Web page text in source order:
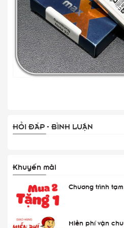
HỎI ĐÁP - BÌNH LUẬN
Khuyến mãi
Chương trình
Miễn phí vận